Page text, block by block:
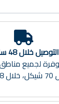
التوصيل خلال 48 ساعة